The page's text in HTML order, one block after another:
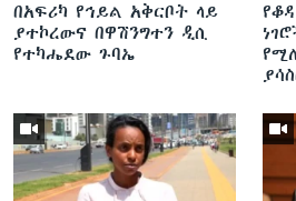
በአፍሪካ የኅይል አቅርቦት ላይ
ያተኮረውና በዋሽንግተን ዲሲ
የተካሔደው ጉባኤ